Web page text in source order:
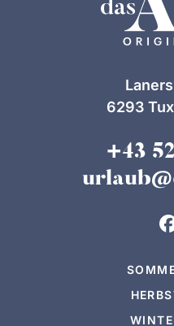
6293
+43